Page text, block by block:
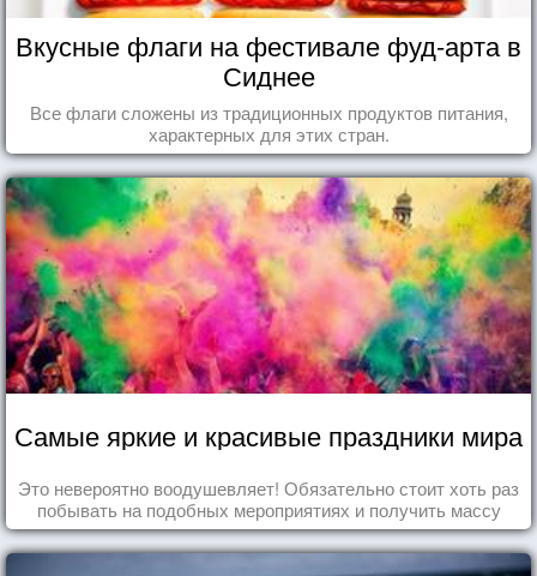
Вкусные флаги на фестивале фуд-арта в
Сиднее
Все флаги сложены из традиционных продуктов питания,
характерных для этих стран.
Самые яркие и красивые праздники мира
Это невероятно воодушевляет! Обязательно стоит хоть раз
побывать на подобных мероприятиях и получить массу
впечатлений!